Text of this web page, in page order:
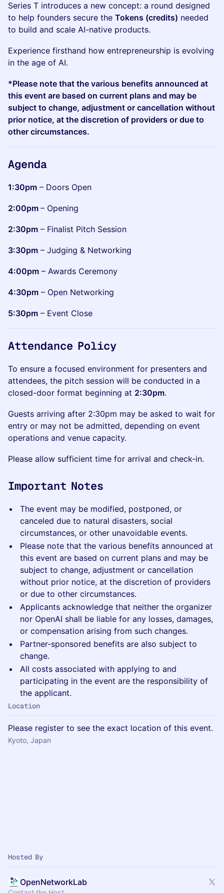
Series T introduces a new concept: a round designed
to help founders secure the Tokens (credits) needed
to build and scale AI-native products.
Experience firsthand how entrepreneurship is evolving
in the age of AI.
*Please note that the various benefits announced at
this event are based on current plans and may be
subject to change, adjustment or cancellation without
prior notice, at the discretion of providers or due to
other circumstances.
Agenda
1:30pm – Doors Open
2:00pm – Opening
2:30pm – Finalist Pitch Session
3:30pm – Judging & Networking
4:00pm – Awards Ceremony
4:30pm – Open Networking
5:30pm – Event Close
Attendance Policy
To ensure a focused environment for presenters and
attendees, the pitch session will be conducted in a
closed-door format beginning at 2:30pm.
Guests arriving after 2:30pm may be asked to wait for
entry or may not be admitted, depending on event
operations and venue capacity.
Please allow sufficient time for arrival and check-in.
Important Notes
The event may be modified, postponed, or
canceled due to natural disasters, social
circumstances, or other unavoidable events.
Please note that the various benefits announced at
this event are based on current plans and may be
subject to change, adjustment or cancellation
without prior notice, at the discretion of providers
or due to other circumstances.
Applicants acknowledge that neither the organizer
nor OpenAI shall be liable for any losses, damages,
or compensation arising from such changes.
Partner-sponsored benefits are also subject to
change.
All costs associated with applying to and
participating in the event are the responsibility of
the applicant.
Location
Please register to see the exact location of this event.
Kyoto, Japan
Hosted By
OpenNetworkLab